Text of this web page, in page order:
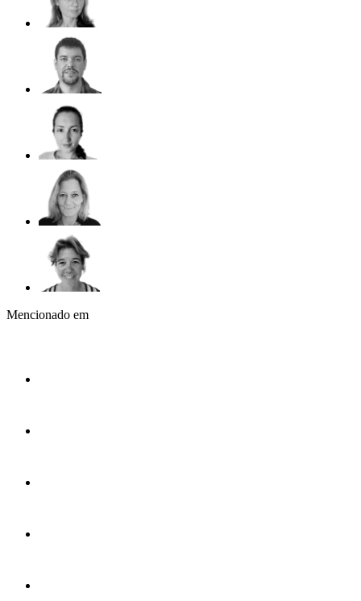
Mencionado em